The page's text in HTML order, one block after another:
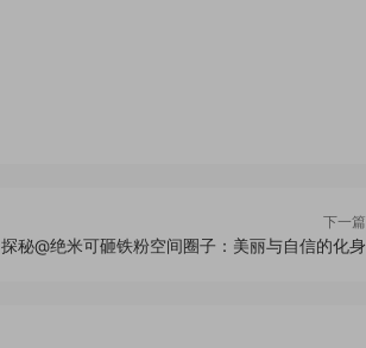
下一篇
探秘@绝米可砸铁粉空间圈子：美丽与自信的化身